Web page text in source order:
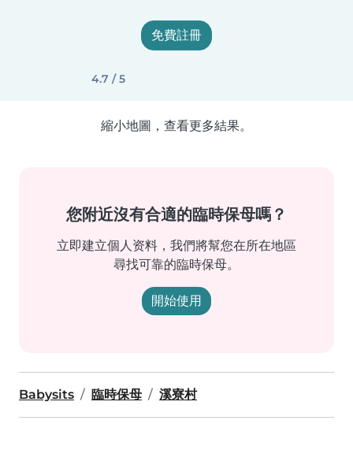
免費註冊
4.7 / 5
縮小地圖，查看更多結果。
您附近沒有合適的臨時保母嗎？
立即建立個人资料，我們將幫您在所在地區
尋找可靠的臨時保母。
開始使用
Babysits 臨時保母 溪寮村